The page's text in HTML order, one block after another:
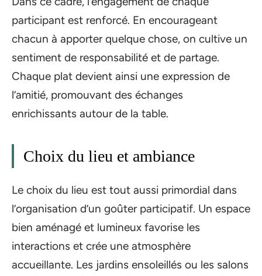
participant est renforcé. En encourageant
chacun à apporter quelque chose, on cultive un
sentiment de responsabilité et de partage.
Chaque plat devient ainsi une expression de
l’amitié, promouvant des échanges
enrichissants autour de la table.
Choix du lieu et ambiance
Le choix du lieu est tout aussi primordial dans
l’organisation d’un goûter participatif. Un espace
bien aménagé et lumineux favorise les
interactions et crée une atmosphère
accueillante. Les jardins ensoleillés ou les salons